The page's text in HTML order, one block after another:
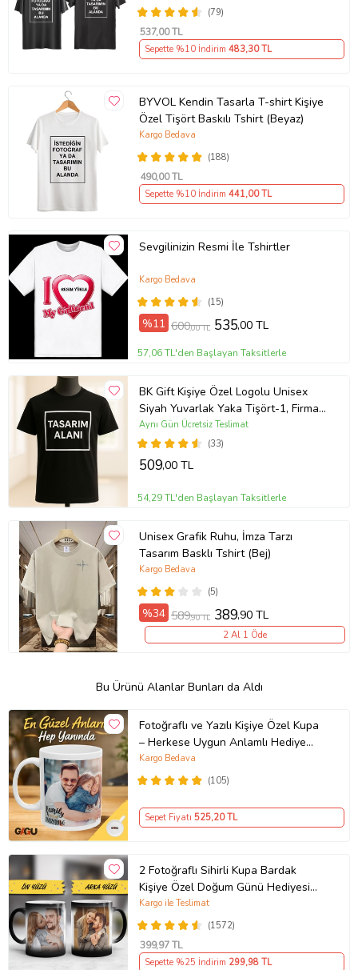
(79)
537,00 TL
Sepette %10 İndirim 483,30 TL
BYVOL Kendin Tasarla T-shirt Kişiye
Özel Tişört Baskılı Tshirt (Beyaz)
(188)
Kargo Bedava
490,00 TL
Sepette %10 İndirim 441,00 TL
Sevgilinizin Resmi İle Tshirtler
(15)
Kargo Bedava
%11 600,00 TL 535,00 TL
57,06 TL'den Başlayan Taksitlerle
BK Gift Kişiye Özel Logolu Unisex
Siyah Yuvarlak Yaka Tişört-1, Firma
T-shirt, Logolu T-shirt, Sevgiliye
Hediye
(33)
Aynı Gün Ücretsiz Teslimat
509,00 TL
54,29 TL'den Başlayan Taksitlerle
Unisex Grafik Ruhu, İmza Tarzı
Tasarım Basklı Tshirt (Bej)
(5)
Kargo Bedava
%34 589,90 TL 389,90 TL
2 Al 1 Öde
Bu Ürünü Alanlar Bunları da Aldı
Fotoğraflı ve Yazılı Kişiye Özel Kupa
– Herkese Uygun Anlamlı Hediye
Porselen Baskılı Kupa (Beyaz)
(105)
Kargo Bedava
Sepet Fiyatı 525,20 TL
2 Fotoğraflı Sihirli Kupa Bardak
Kişiye Özel Doğum Günü Hediyesi
Sevgiliye Hediye Anneye Babaya
Ablaya Abiye Kız Erkek Kardeşe
Arkadaşa Resimli Günü Yıl Dönümü
Hediyesi
(1572)
Kargo ile Teslimat
399,97 TL
Sepette %25 İndirim 299,98 TL